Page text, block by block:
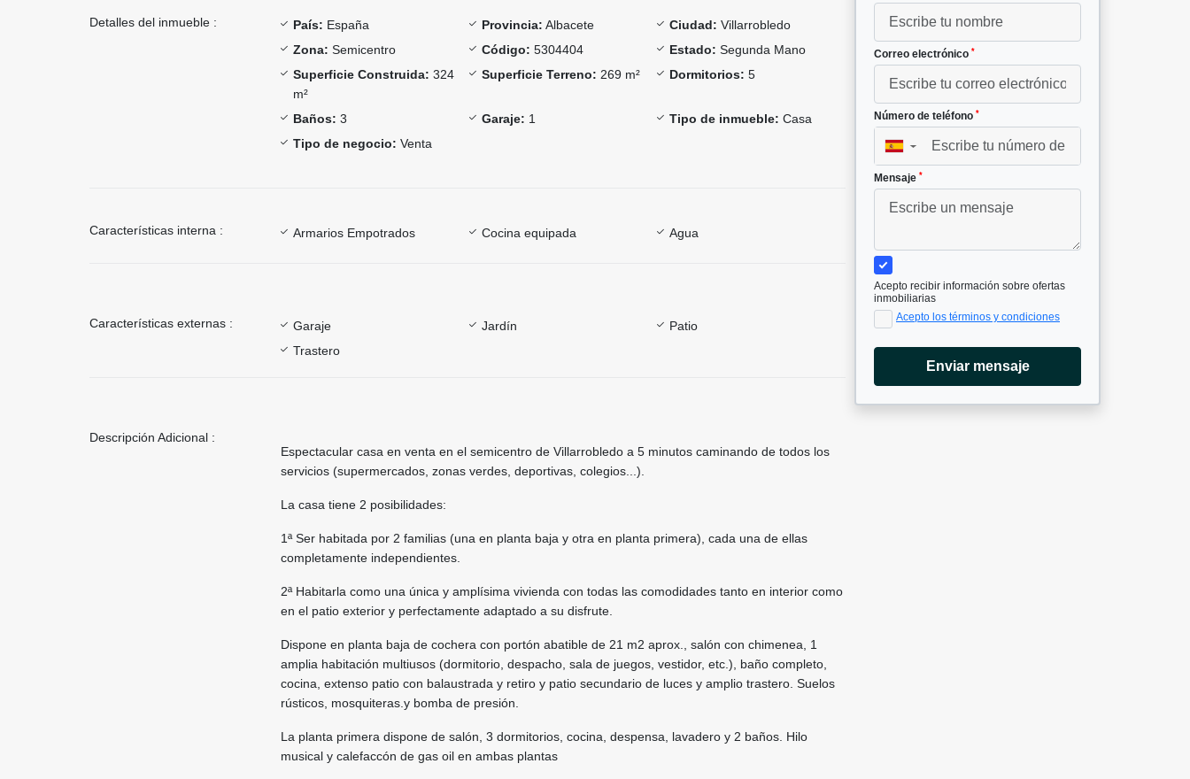
Detalles del inmueble : País: España Provincia: Albacete Ciudad: Villarrobledo
Zona: Semicentro Código: 5304404 Estado: Segunda Mano
Superficie Construida: 324
m²
Superficie Terreno: 269 m² Dormitorios: 5
Baños: 3 Garaje: 1 Tipo de inmueble: Casa
Tipo de negocio: Venta
Características interna : Armarios Empotrados Cocina equipada Agua
Características externas : Garaje Jardín
Patio
Trastero
Descripción Adicional :
Espectacular casa en venta en el semicentro de Villarrobledo a 5 minutos caminando de todos los
servicios (supermercados, zonas verdes, deportivas, colegios...).
La casa tiene 2 posibilidades:
1ª Ser habitada por 2 familias (una en planta baja y otra en planta primera), cada una de ellas
completamente independientes.
2ª Habitarla como una única y amplísima vivienda con todas las comodidades tanto en interior como
en el patio exterior y perfectamente adaptado a su disfrute.
Dispone en planta baja de cochera con portón abatible de 21 m2 aprox., salón con chimenea, 1
amplia habitación multiusos (dormitorio, despacho, sala de juegos, vestidor, etc.), baño completo,
cocina, extenso patio con balaustrada y retiro y patio secundario de luces y amplio trastero. Suelos
rústicos, mosquiteras.y bomba de presión.
La planta primera dispone de salón, 3 dormitorios, cocina, despensa, lavadero y 2 baños. Hilo
musical y calefaccón de gas oil en ambas plantas
Correo electrónico *
Número de teléfono *
▼
Mensaje *
Acepto recibir información sobre ofertas
inmobiliarias
Acepto los términos y condiciones
Enviar mensaje